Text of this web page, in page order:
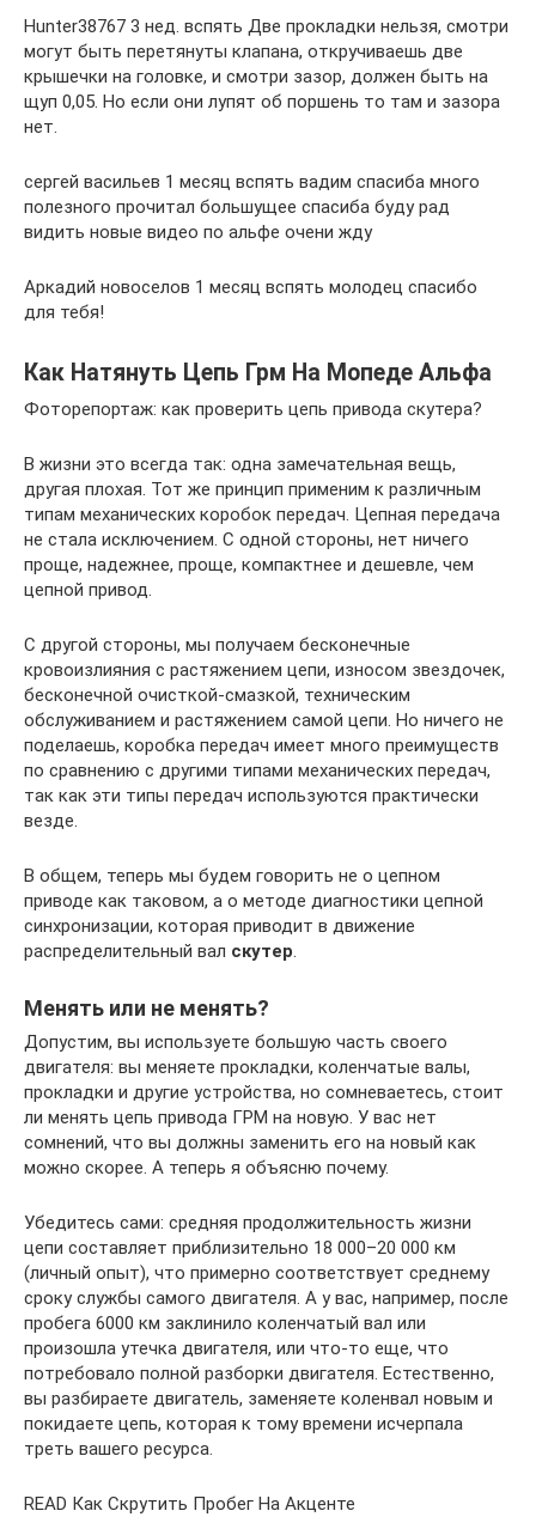
Hunter38767 3 нед. вспять Две прокладки нельзя, смотри
могут быть перетянуты клапана, откручиваешь две
крышечки на головке, и смотри зазор, должен быть на
щуп 0,05. Но если они лупят об поршень то там и зазора
нет.
сергей васильев 1 месяц вспять вадим спасиба много
полезного прочитал большущее спасиба буду рад
видить новые видео по альфе очени жду
Аркадий новоселов 1 месяц вспять молодец спасибо
для тебя!
Как Натянуть Цепь Грм На Мопеде Альфа
Фоторепортаж: как проверить цепь привода скутера?
В жизни это всегда так: одна замечательная вещь,
другая плохая. Тот же принцип применим к различным
типам механических коробок передач. Цепная передача
не стала исключением. С одной стороны, нет ничего
проще, надежнее, проще, компактнее и дешевле, чем
цепной привод.
С другой стороны, мы получаем бесконечные
кровоизлияния с растяжением цепи, износом звездочек,
бесконечной очисткой-смазкой, техническим
обслуживанием и растяжением самой цепи. Но ничего не
поделаешь, коробка передач имеет много преимуществ
по сравнению с другими типами механических передач,
так как эти типы передач используются практически
везде.
В общем, теперь мы будем говорить не о цепном
приводе как таковом, а о методе диагностики цепной
синхронизации, которая приводит в движение
распределительный вал скутер.
Менять или не менять?
Допустим, вы используете большую часть своего
двигателя: вы меняете прокладки, коленчатые валы,
прокладки и другие устройства, но сомневаетесь, стоит
ли менять цепь привода ГРМ на новую. У вас нет
сомнений, что вы должны заменить его на новый как
можно скорее. А теперь я объясню почему.
Убедитесь сами: средняя продолжительность жизни
цепи составляет приблизительно 18 000–20 000 км
(личный опыт), что примерно соответствует среднему
сроку службы самого двигателя. А у вас, например, после
пробега 6000 км заклинило коленчатый вал или
произошла утечка двигателя, или что-то еще, что
потребовало полной разборки двигателя. Естественно,
вы разбираете двигатель, заменяете коленвал новым и
покидаете цепь, которая к тому времени исчерпала
треть вашего ресурса.
READ Как Скрутить Пробег На Акценте